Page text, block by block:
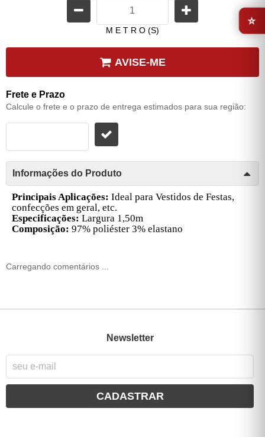
M E T R O (S)
AVISE-ME
Frete e Prazo
Calcule o frete e o prazo de entrega estimados para sua região:
Informações do Produto
Principais Aplicações: Ideal para Vestidos de Festas,
confecções em geral, etc.
Especificações: Largura 1,50m
Composição: 97% poliéster 3% elastano
Carregando comentários ...
Newsletter
CADASTRAR
⭐